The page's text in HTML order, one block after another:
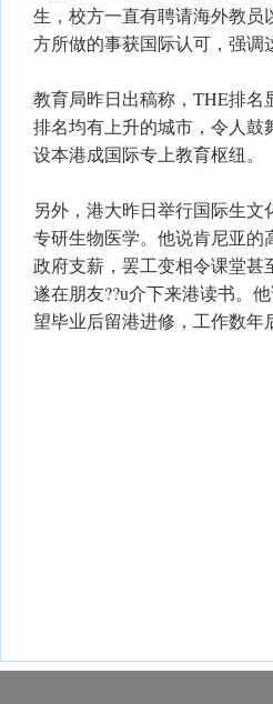
生，校方一直有聘请海外教
方所做的事获国际认可，强调
教育局昨日出稿称，THE排
排名均有上升的城市，令人
设本港成国际专上教育枢纽。
另外，港大昨日举行国际生
专研生物医学。他说肯尼亚
政府支薪，罢工变相令课堂
遂在朋友??u介下来港读书。
望毕业后留港进修，工作数年